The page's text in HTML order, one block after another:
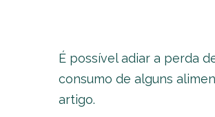
É possível adiar a perda
consumo de alguns
artigo.